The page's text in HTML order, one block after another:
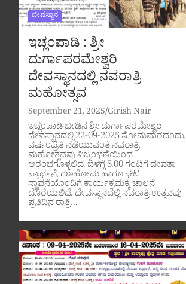
ದೇವಸ್ಥಾನ
ಇಚ್ಲಂಪಾಡಿ : ಶ್ರೀ
ದುರ್ಗಾಪರಮೇಶ್ವರಿ
ದೇವಸ್ಥಾನದಲ್ಲಿ ನವರಾತ್ರಿ
ಮಹೋತ್ಸವ
September 21, 2025 Girish Nair
ಇಚ್ಲಂಪಾಡಿ ಬೀಡಿನ ಶ್ರೀ ದುರ್ಗಾಪರಮೇಶ್ವರಿ
ದೇವಸ್ಥಾನದಲ್ಲಿ 22-09-2025 ಸೋಮವಾರದಂದು,
ವರ್ಷಂಪ್ರತಿ ನಡೆಯುವಂತೆ ನವರಾತ್ರಿ
ಮಹೋತ್ಸವವು ವಿಜೃಂಭಣೆಯಿಂದ
ಆರಂಭಗೊಳ್ಳಲಿದೆ. ಬೆಳಿಗ್ಗೆ 8.00 ಗಂಟೆಗೆ ದೇವತಾ
ಪ್ರಾರ್ಥನೆ, ಗಣಹೋಮ ಹಾಗೂ ಘಟ
ಸ್ಥಾಪನೆಯೊಂದಿಗೆ ಕಾರ್ಯಕ್ರಮಕ್ಕೆ ಚಾಲನೆ
ದೊರೆಯಲಿದೆ. ದೇವಸ್ಥಾನದಲ್ಲಿ ನವರಾತ್ರಿ ಉತ್ಸವವು
ಪ್ರತಿದಿನ ರಾತ್ರಿ…